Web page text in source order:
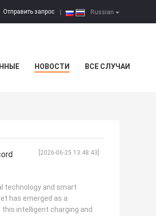
Russian
Отправить запрос
НОВОСТИ ВСЕ СЛУЧАИ
[2026-06-25 13:48:43]
technology and smart
has emerged as a
intelligent charging and